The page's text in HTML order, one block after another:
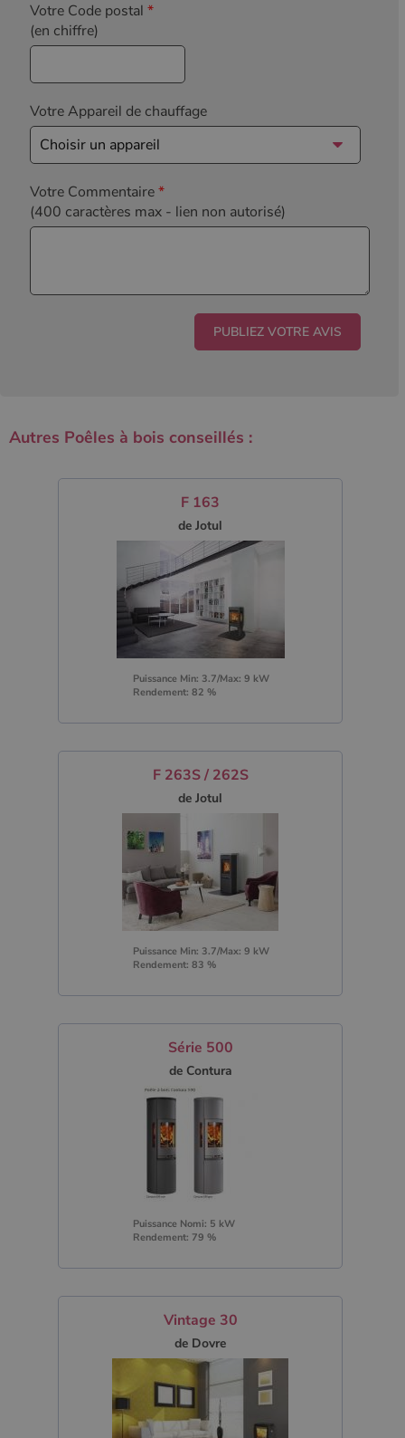
Votre Code postal *
(en chiffre)
Votre Appareil de chauffage
Votre Commentaire*
(400 caractères max - lien non autorisé)
Autres Poêles à bois conseillés :
F 163
de Jotul
Puissance Min: 3.7/Max: 9 kW
Rendement: 82 %
F 263S / 262S
de Jotul
Puissance Min: 3.7/Max: 9 kW
Rendement: 83 %
Série 500
de Contura
Puissance Nomi: 5 kW
Rendement: 79 %
Vintage 30
de Dovre